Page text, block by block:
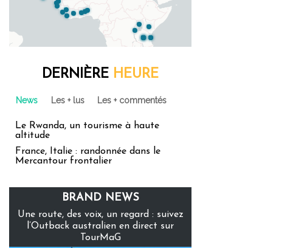
DERNIÈRE HEURE
News Les + lus Les + commentés
Le Rwanda, un tourisme à haute
altitude
France, Italie : randonnée dans le
Mercantour frontalier
BRAND NEWS
Une route, des voix, un regard : suivez
l’Outback australien en direct sur
TourMaG